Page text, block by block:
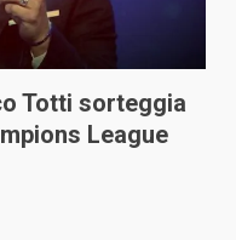
Totti sorteggia
League